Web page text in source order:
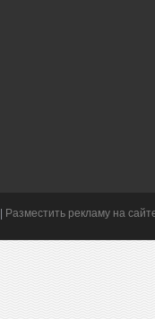
Разместить рекламу на